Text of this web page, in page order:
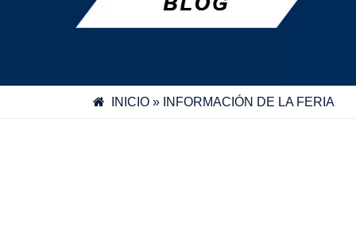
INICIO » INFORMACIÓN DE LA FERIA